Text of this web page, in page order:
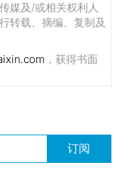
媒及/或相关权利人
转载、摘编、复制及
，获得书面
订阅